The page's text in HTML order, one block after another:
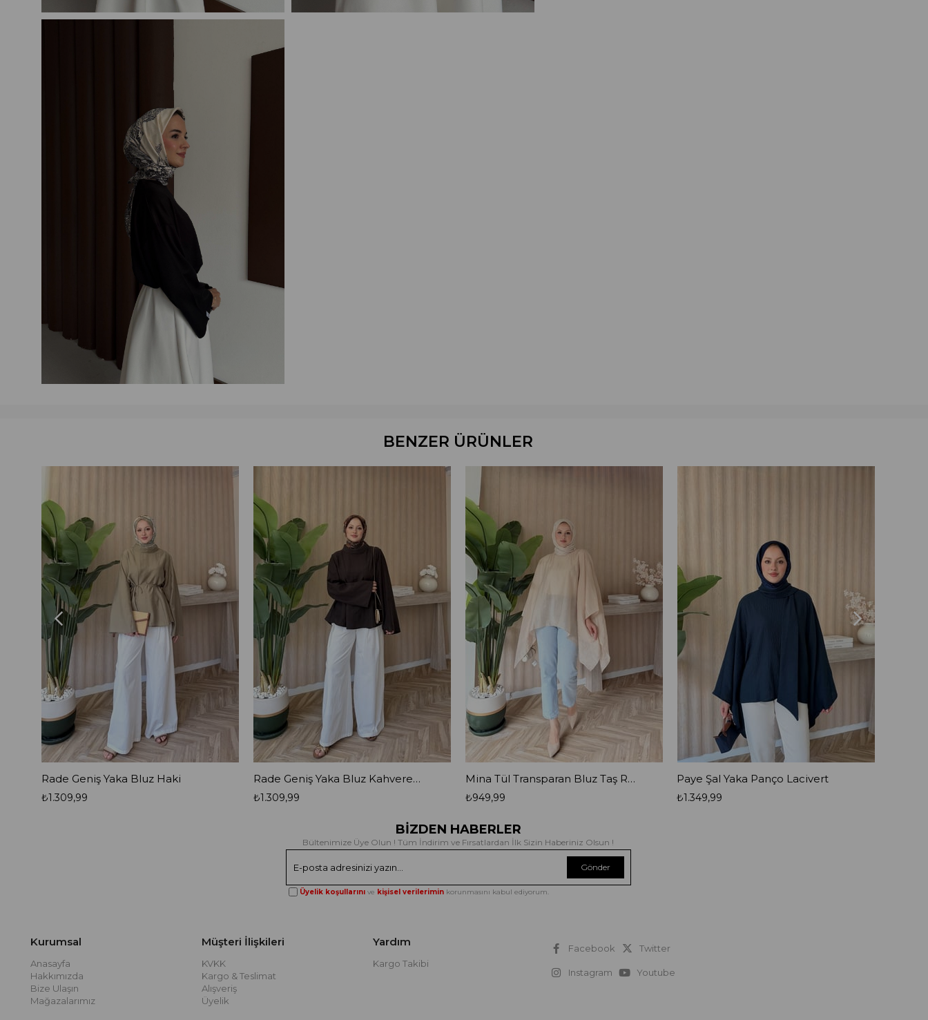
BENZER ÜRÜNLER
Rade Geniş Yaka Bluz Haki
₺1.309,99
Rade Geniş Yaka Bluz Kahverengi
₺1.309,99
Mina Tül Transparan Bluz Taş Rengi
₺949,99
Paye Şal Yaka Panço Lacivert
₺1.349,99
BİZDEN HABERLER
Bültenimize Üye Olun ! Tüm İndirim ve Fırsatlardan İlk Sizin Haberiniz Olsun !
Gönder
Üyelik koşullarınıve kişisel verileriminkorunmasını kabul ediyorum.
Kurumsal
Anasayfa
Hakkımızda
Bize Ulaşın
Mağazalarımız
Müşteri İlişkileri
KVKK
Kargo & Teslimat
Alışveriş
Üyelik
Yardım
Kargo Takibi
Facebook Twitter
Instagram Youtube